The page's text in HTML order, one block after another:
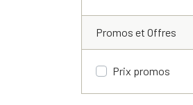
Promos et Offres
Prix promos